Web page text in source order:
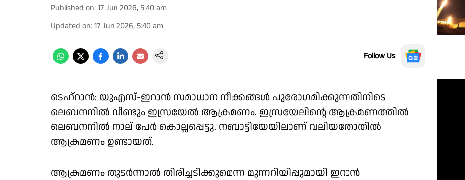
Published on:17 Jun 2026, 5:40 am
Updated on:17 Jun 2026, 5:40 am
Follow Us
ടെഹ്‌റാന്‍: യുഎസ്-ഇറാന്‍ സമാധാന നീക്കങ്ങള്‍ പുരോഗമിക്കുന്നതിനിടെ
ലെബനനില്‍ വീണ്ടും ഇസ്രയേല്‍ ആക്രമണം. ഇസ്രയേലിന്റെ ആക്രമണത്തില്‍
ലെബനനില്‍ നാല് പേര്‍ കൊല്ലപ്പെട്ടു. നബാട്ടിയേയിലാണ് വലിയതോതില്‍
ആക്രമണം ഉണ്ടായത്.
ആക്രമണം തുടര്‍ന്നാല്‍ തിരിച്ചടിക്കുമെന്ന മുന്നറിയിപ്പുമായി ഇറാന്‍